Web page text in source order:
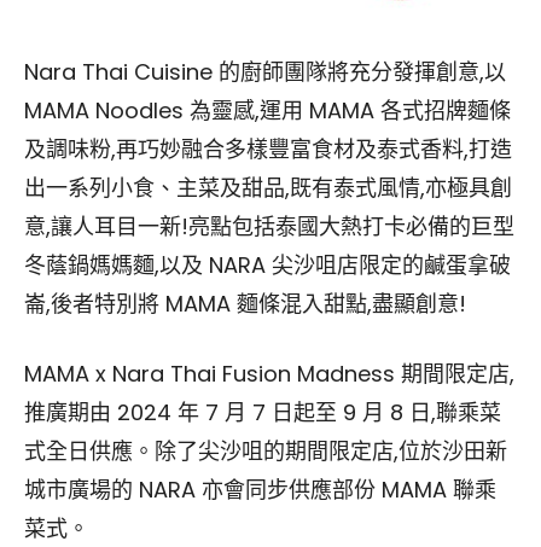
Nara Thai Cuisine 的廚師團隊將充分發揮創意,以
MAMA Noodles 為靈感,運用 MAMA 各式招牌麵條
及調味粉,再巧妙融合多樣豐富食材及泰式香料,打造
出一系列小食、主菜及甜品,既有泰式風情,亦極具創
意,讓人耳目一新!亮點包括泰國大熱打卡必備的巨型
冬蔭鍋媽媽麵,以及 NARA 尖沙咀店限定的鹹蛋拿破
崙,後者特別將 MAMA 麵條混入甜點,盡顯創意!
MAMA x Nara Thai Fusion Madness 期間限定店,
推廣期由 2024 年 7 月 7 日起至 9 月 8 日,聯乘菜
式全日供應。除了尖沙咀的期間限定店,位於沙田新
城市廣場的 NARA 亦會同步供應部份 MAMA 聯乘
菜式。